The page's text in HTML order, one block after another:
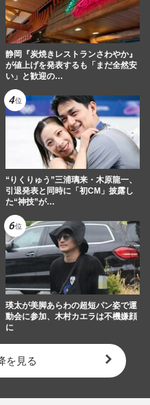
静岡『炭焼きレストランさわやか』
が値上げを発表するも「まだ全然安
い」と歓迎の…
“りくりゅう”三浦璃来・木原龍一、
引退発表と同時に「初CM」披露し
た“神技”が…
瑛太が美脚あらわの超短パン姿で運
動会に参加、木村カエラは不機嫌顔
に
を見る